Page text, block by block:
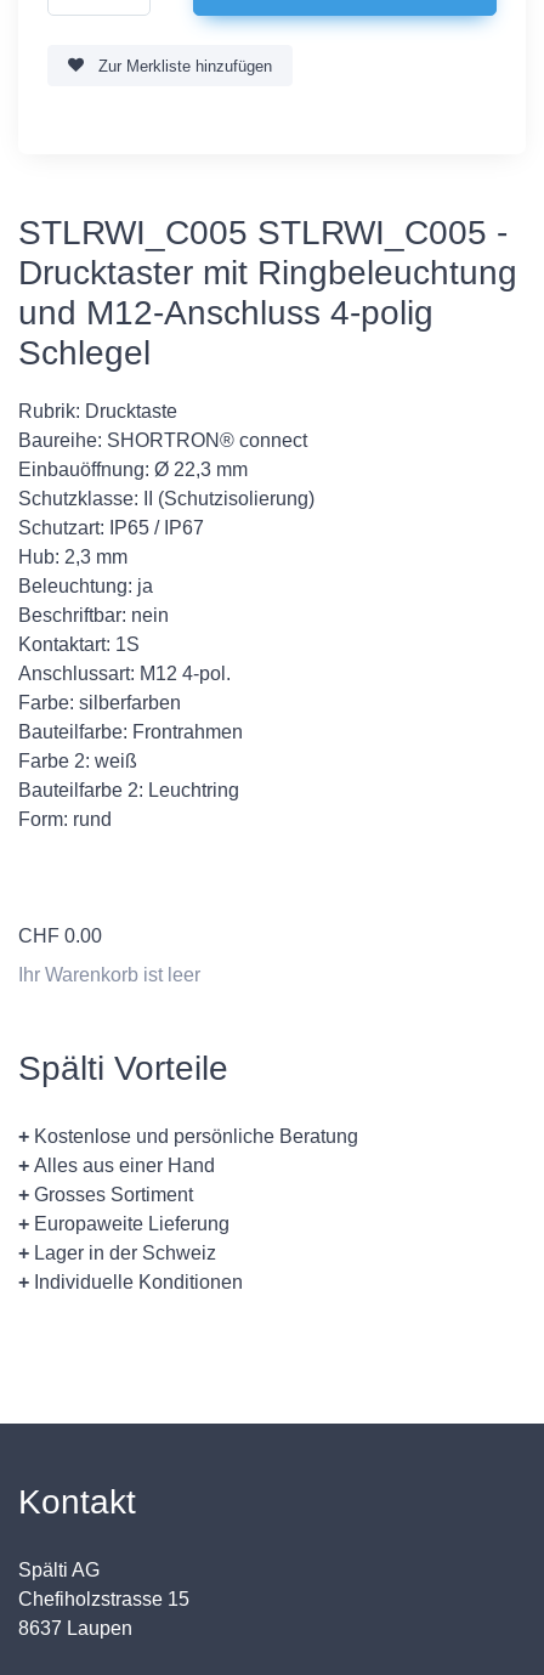
Zur Merkliste hinzufügen
STLRWI_C005 STLRWI_C005 -
Drucktaster mit Ringbeleuchtung
und M12-Anschluss 4-polig
Schlegel
Rubrik: Drucktaste
Baureihe: SHORTRON® connect
Einbauöffnung: Ø 22,3 mm
Schutzklasse: II (Schutzisolierung)
Schutzart: IP65 / IP67
Hub: 2,3 mm
Beleuchtung: ja
Beschriftbar: nein
Kontaktart: 1S
Anschlussart: M12 4-pol.
Farbe: silberfarben
Bauteilfarbe: Frontrahmen
Farbe 2: weiß
Bauteilfarbe 2: Leuchtring
Form: rund
CHF 0.00
Ihr Warenkorb ist leer
Spälti Vorteile
+ Kostenlose und persönliche Beratung
+ Alles aus einer Hand
+ Grosses Sortiment
+ Europaweite Lieferung
+ Lager in der Schweiz
+ Individuelle Konditionen
Kontakt
Spälti AG
Chefiholzstrasse 15
8637 Laupen